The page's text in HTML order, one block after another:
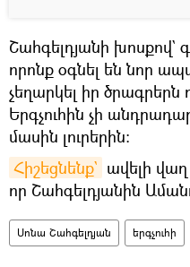
Շահգելդյանի խոսքով`
որոնք օգնել են նոր
չեղարկել իր
Երգչուհին չի
մասին լուրերին։
Հիշեցնենք` ավելի վաղ
որ Շահգելդյանին
Սոնա Շահգելդյան երգչուհի